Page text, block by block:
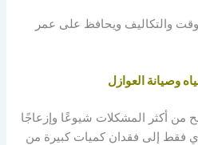
والتكاليف ويحافظ على عمر
وصيانة العوازل
من أكثر المشكلات شيوعًا وإزعاجًا
فقط إلى فقدان كميات كبيرة من